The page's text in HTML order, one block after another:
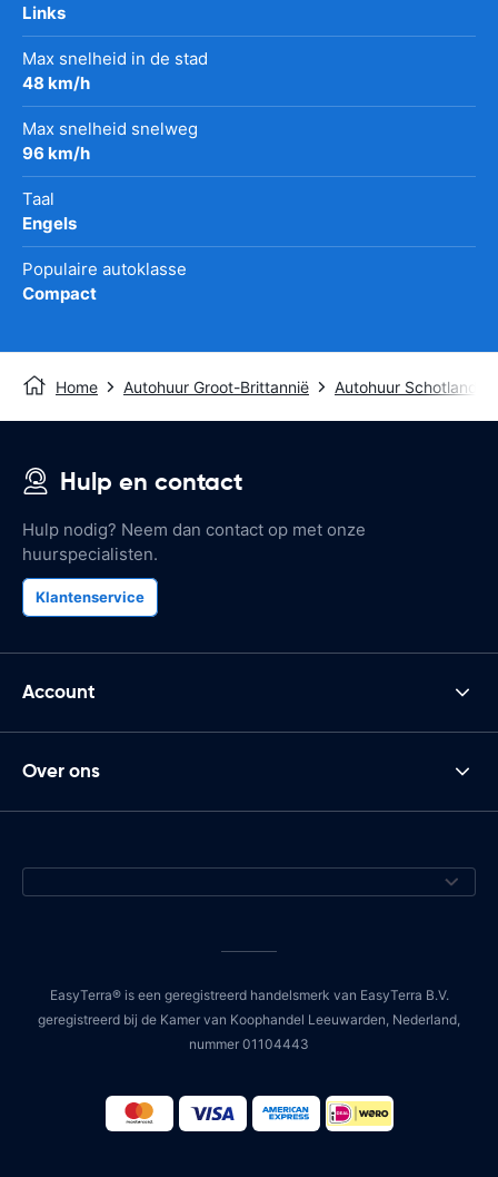
Links
Max snelheid in de stad
48 km/h
Max snelheid snelweg
96 km/h
Taal
Engels
Populaire autoklasse
Compact
Home Autohuur Groot-Brittannië Autohuur Schotland
Hulp en contact
Hulp nodig? Neem dan contact op met onze
huurspecialisten.
Klantenservice
Account
Over ons
EasyTerra® is een geregistreerd handelsmerk van EasyTerra B.V.
geregistreerd bij de Kamer van Koophandel Leeuwarden, Nederland,
nummer 01104443